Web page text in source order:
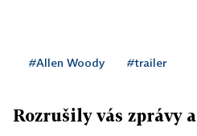
#Allen Woody #trailer
Rozrušily vás zprávy